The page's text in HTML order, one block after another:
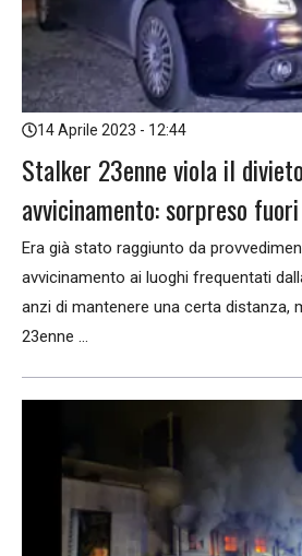
14 Aprile 2023 - 12:44
Stalker 23enne viola il
avvicinamento: sorpreso
Era già stato raggiunto da
avvicinamento ai luoghi frequentati
anzi di mantenere una certa distanza,
23enne ...